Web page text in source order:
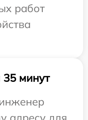
работ
минут